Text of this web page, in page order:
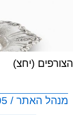
הצורפים (יחצ)
מנהל האתר / 01:05 28.01.26